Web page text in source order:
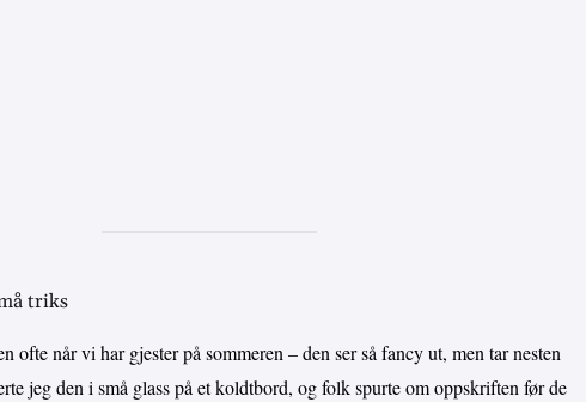
triks
ofte når vi har gjester på sommeren – den ser så fancy ut, men tar nesten
jeg den i små glass på et koldtbord, og folk spurte om oppskriften før de